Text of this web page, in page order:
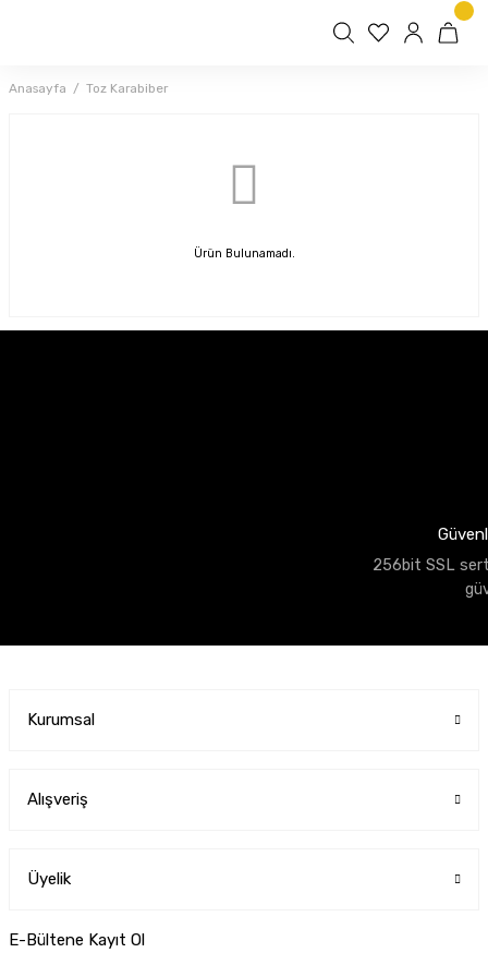
Anasayfa Toz Karabiber
Ürün Bulunamadı.
256bit SSL
Kurumsal
Alışveriş
Üyelik
E-Bültene Kayıt Ol